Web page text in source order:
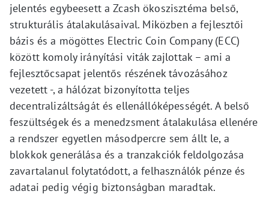
jelentés egybeesett a Zcash ökoszisztéma belső,
strukturális átalakulásaival. Miközben a fejlesztői
bázis és a mögöttes Electric Coin Company (ECC)
között komoly irányítási viták zajlottak – ami a
fejlesztőcsapat jelentős részének távozásához
vezetett -, a hálózat bizonyította teljes
decentralizáltságát és ellenállóképességét. A belső
feszültségek és a menedzsment átalakulása ellenére
a rendszer egyetlen másodpercre sem állt le, a
blokkok generálása és a tranzakciók feldolgozása
zavartalanul folytatódott, a felhasználók pénze és
adatai pedig végig biztonságban maradtak.